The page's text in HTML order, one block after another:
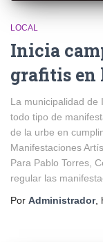
LOCAL
Inicia
grafitis en
La municipalidad de
todo tipo de
de la urbe en
Manifestaciones
Para Pablo Torres,
regular las
Por Administrador,